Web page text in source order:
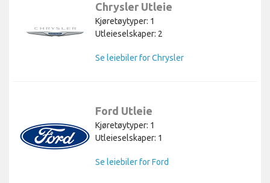
Chrysler Utleie
Kjøretøytyper: 1
Utleieselskaper: 2
Se leiebiler for Chrysler
Ford Utleie
Kjøretøytyper: 1
Utleieselskaper: 1
Se leiebiler for Ford